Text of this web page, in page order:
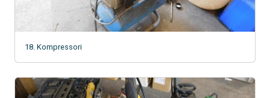
18. Kompressori